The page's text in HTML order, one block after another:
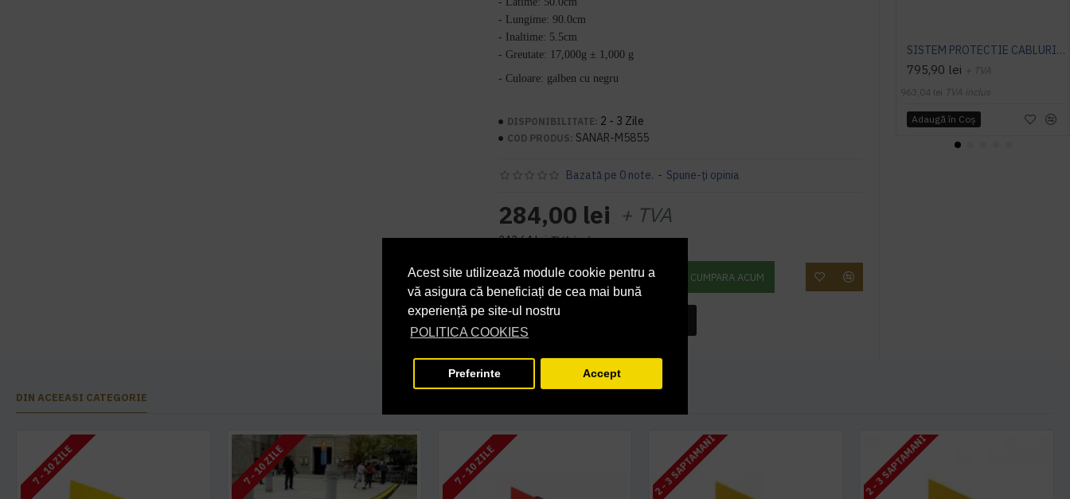
Acest site utilizează module cookie pentru a
vă asigura că beneficiați de cea mai bună
experiență pe site-ul nostru
POLITICA COOKIES
Preferinte Accept
- Lungime: 90.0cm
- Inaltime: 5.5cm
- Greutate: 17,000g ± 1,000 g
- Culoare: galben cu negru
DISPONIBILITATE: 2 - 3 Zile
COD PRODUS: SANAR-M5855
Bazată pe 0 note. - Spune-ţi opinia
284,00 lei + TVA
343,64 leiTVA inclus
ADAUGĂ ÎN COŞ CUMPARA ACUM
SISTEM PROTECTIE CABLURI PGG Grip Guard, 5 canale, gri
795,90 lei + TVA
963,04 lei TVA inclus
Adaugă în Coş
DIN ACEEASI CATEGORIE
7 - 10 ZILE 7 - 10 ZILE 7 - 10 ZILE 2 - 3 SAPTAMANI 2 - 3 SAPTAMANI